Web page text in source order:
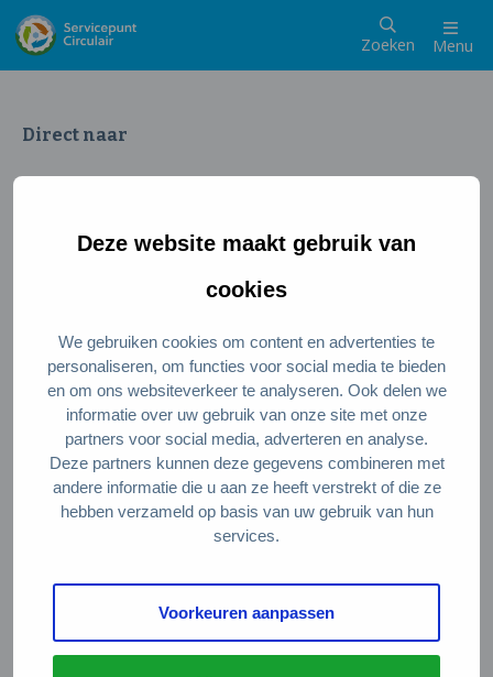
Deze website maakt gebruik van
cookies
We gebruiken cookies om content en advertenties te
personaliseren, om functies voor social media te bieden
en om ons websiteverkeer te analyseren. Ook delen we
informatie over uw gebruik van onze site met onze
partners voor social media, adverteren en analyse.
Deze partners kunnen deze gegevens combineren met
andere informatie die u aan ze heeft verstrekt of die ze
hebben verzameld op basis van uw gebruik van hun
services.
Voorkeuren aanpassen
Zoeken Menu
Direct naar
Wat is een circulaire samenleving
Meedoen als ondernemer
Circulaire producten en diensten
Wie zijn wij?
Over ons
Stel je vraag
Servicepunt Team
Veelgestelde vragen
De Natuur en Milieufederaties
Arthur van Schendelstraat 600